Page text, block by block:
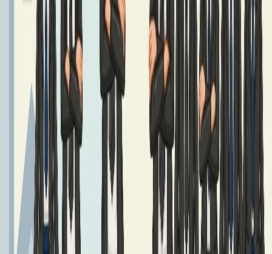
Czytaj dalej